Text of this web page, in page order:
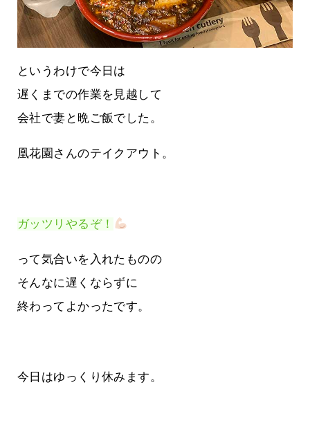
というわけで今日は
遅くまでの作業を見越して
会社で妻と晩ご飯でした。
凰花園さんのテイクアウト。
ガッツリやるぞ！
って気合いを入れたものの
そんなに遅くならずに
終わってよかったです。
今日はゆっくり休みます。